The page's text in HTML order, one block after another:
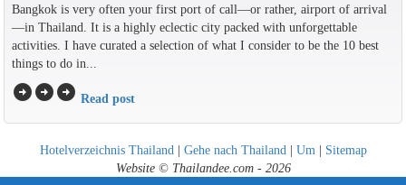
Bangkok is very often your first port of call—or rather, airport of arrival
—in Thailand. It is a highly eclectic city packed with unforgettable
activities. I have curated a selection of what I consider to be the 10 best
things to do in...
arrow_circle_rightarrow_circle_rightarrow_circle_right Read post
Hotelverzeichnis Thailand | Gehe nach Thailand | Um | Sitemap
Website © Thailandee.com - 2026